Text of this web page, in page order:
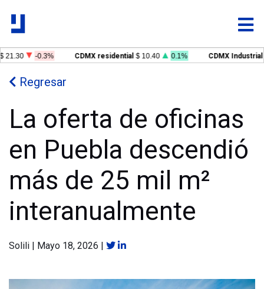
21.30 -0.3% CDMX residential $ 10.40 0.1% CDMX Industrial
Regresar
La oferta de oficinas
en Puebla descendió
más de 25 mil m²
interanualmente
Solili | Mayo 18, 2026 |